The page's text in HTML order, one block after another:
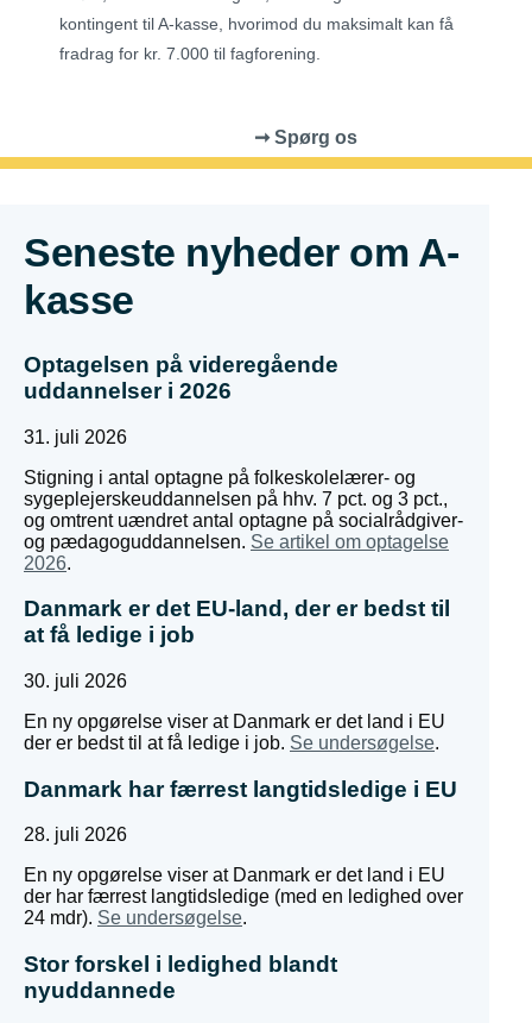
kontingent til A-kasse, hvorimod du maksimalt kan få
fradrag for kr. 7.000 til fagforening.
➞ Spørg os
Seneste nyheder om A-
kasse
Optagelsen på videregående
uddannelser i 2026
31. juli 2026
Stigning i antal optagne på folkeskolelærer- og
sygeplejerskeuddannelsen på hhv. 7 pct. og 3 pct.,
og omtrent uændret antal optagne på socialrådgiver-
og pædagoguddannelsen. Se artikel om optagelse
2026.
Danmark er det EU-land, der er bedst til
at få ledige i job
30. juli 2026
En ny opgørelse viser at Danmark er det land i EU
der er bedst til at få ledige i job. Se undersøgelse.
Danmark har færrest langtidsledige i EU
28. juli 2026
En ny opgørelse viser at Danmark er det land i EU
der har færrest langtidsledige (med en ledighed over
24 mdr). Se undersøgelse.
Stor forskel i ledighed blandt
nyuddannede